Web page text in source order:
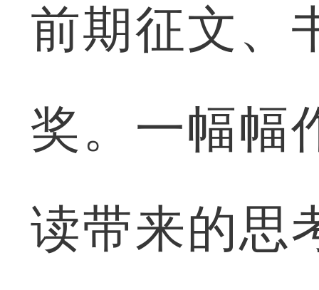
前期征文、
奖。一幅幅
读带来的思